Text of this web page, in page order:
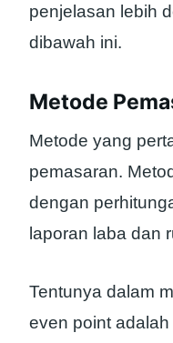
penjelasan lebih
dibawah ini.
Metode
Metode yang
pemasaran.
dengan
laporan laba dan
Tentunya dalam
even point